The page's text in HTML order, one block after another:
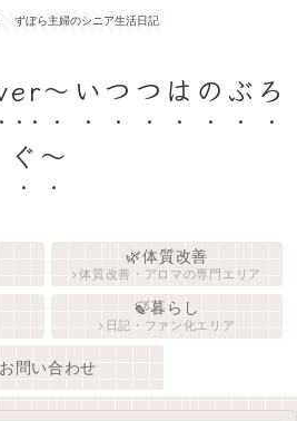
ずぼら主婦のシニア生活日記
〜いつつはのぶろ
ぐ〜
🌿体質改善
体質改善・アロマの専門エリア
🍃暮らし
日記・ファン化エリア
お問い合わせ